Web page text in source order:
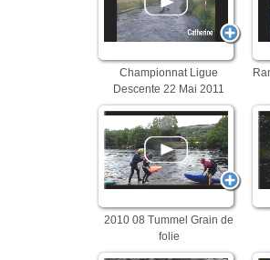
Championnat Ligue
Descente 22 Mai 2011
2010 08 Tummel Grain de
folie